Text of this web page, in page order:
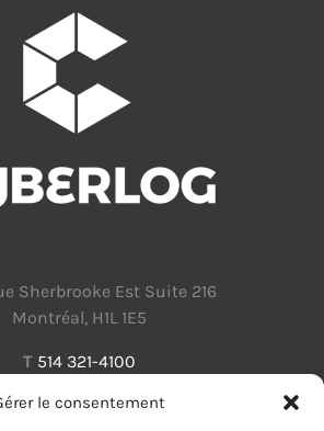
le consentement
Sherbrooke Est Suite 216
Montréal, H1L 1E5
T 514 321-4100